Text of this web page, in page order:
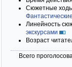
Сюжетные
Линейность
экскурсами
Возраст
Всего